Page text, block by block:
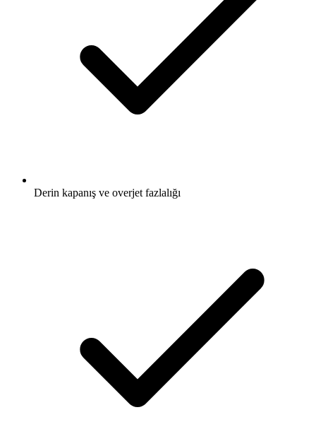
Derin kapanış ve overjet fazlalığı